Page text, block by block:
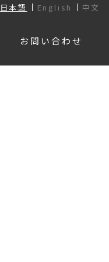
日本語 English 中文
お問い合わせ